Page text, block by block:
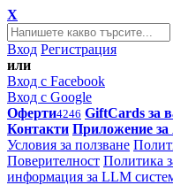
X
Вход Регистрация
или
Вход с Facebook
Вход с Google
Оферти4246 GiftCards за
Контакти Приложение
Условия за ползване
Поверителност Политика
информация за LLM